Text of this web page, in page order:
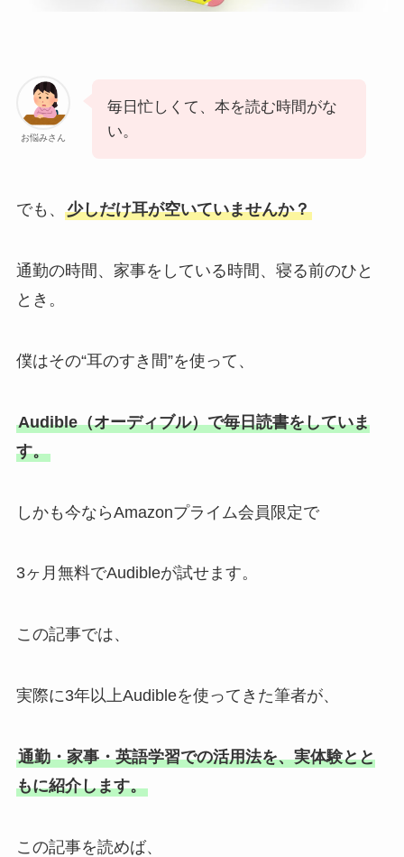
お悩みさん
毎日忙しくて、本を読む時間がな
い。
でも、 少しだけ耳が空いていませんか？
通勤の時間、家事をしている時間、寝る前のひと
とき。
僕はその“耳のすき間”を使って、
Audible（オーディブル）で毎日読書をしていま
す。
しかも今ならAmazonプライム会員限定で
3ヶ月無料でAudibleが試せます。
この記事では、
実際に3年以上Audibleを使ってきた筆者が、
通勤・家事・英語学習での活用法を、実体験とと
もに紹介します。
この記事を読めば、